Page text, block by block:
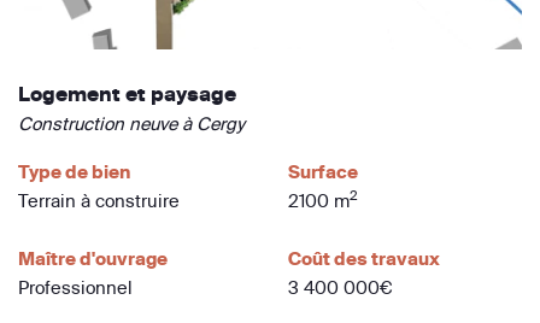
Logement et paysage
Construction neuve à Cergy
Type de bien
Terrain à construire
Surface
2100 m2
Maître d'ouvrage
Professionnel
Coût des travaux
3 400 000€